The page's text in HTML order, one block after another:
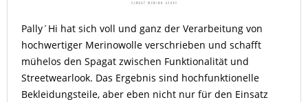
Pally´Hi hat sich voll und ganz der Verarbeitung von
hochwertiger Merinowolle verschrieben und schafft
mühelos den Spagat zwischen Funktionalität und
Streetwearlook. Das Ergebnis sind hochfunktionelle
Bekleidungsteile, aber eben nicht nur für den Einsatz